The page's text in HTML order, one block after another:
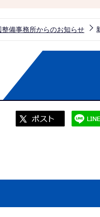
整備事務所からのお知らせ